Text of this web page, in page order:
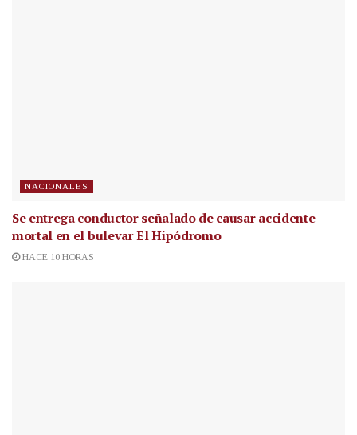
NACIONALES
Se entrega conductor señalado de causar accidente
mortal en el bulevar El Hipódromo
HACE 10 HORAS